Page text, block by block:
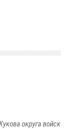
округа войск